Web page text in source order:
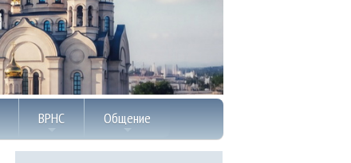
ВРНС Общение